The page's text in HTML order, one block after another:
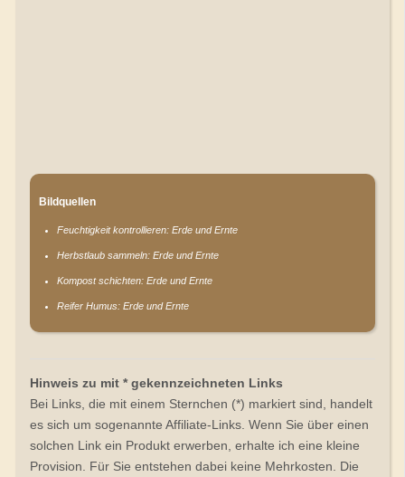
Bildquellen
Feuchtigkeit kontrollieren: Erde und Ernte
Herbstlaub sammeln: Erde und Ernte
Kompost schichten: Erde und Ernte
Reifer Humus: Erde und Ernte
Hinweis zu mit * gekennzeichneten Links
Bei Links, die mit einem Sternchen (*) markiert sind, handelt
es sich um sogenannte Affiliate-Links. Wenn Sie über einen
solchen Link ein Produkt erwerben, erhalte ich eine kleine
Provision. Für Sie entstehen dabei keine Mehrkosten. Die